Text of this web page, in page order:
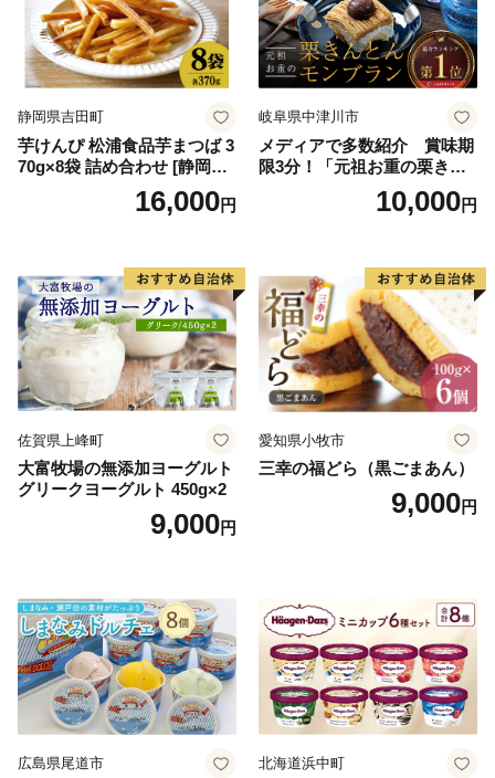
バニラ＆クッキー ウベ 沖縄
紅イモ 塩ちんすこう 沖縄シ
ークヮーサー 沖縄黒糖 琉球
ロイヤルミルクティ 沖縄パ
イン
静岡県吉田町
芋けんぴ 松浦食品芋まつば 3
70g×8袋 詰め合わせ [静岡伊
勢丹(松浦食品) 静岡県 吉田町
22424274] 芋ケンピ セット
16,000円
岐阜県中津川市
メディアで多数紹介 賞味期
限3分！「元祖お重の栗きん
とんモンブラン」 【未来の
ご褒美】スイーツ 栗 モンブ
子 菓子 F4N-2298
10,000円
佐賀県上峰町
大富牧場の無添加ヨーグルト
グリークヨーグルト 450g×2
9,000円
愛知県小牧市
三幸の福どら（黒ごまあん）
9,000円
広島県尾道市 北海道浜中町